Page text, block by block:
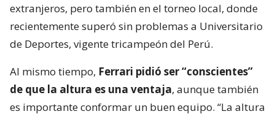
extranjeros, pero también en el torneo local, donde
recientemente superó sin problemas a Universitario
de Deportes, vigente tricampeón del Perú.
Al mismo tiempo, Ferrari pidió ser “conscientes”
de que la altura es una ventaja, aunque también
es importante conformar un buen equipo. “La altura